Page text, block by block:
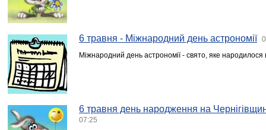
6 травня - Міжнародний день астрономії
Міжнародний день астрономії - свято, яке народилося
6 травня день народження на
07:25